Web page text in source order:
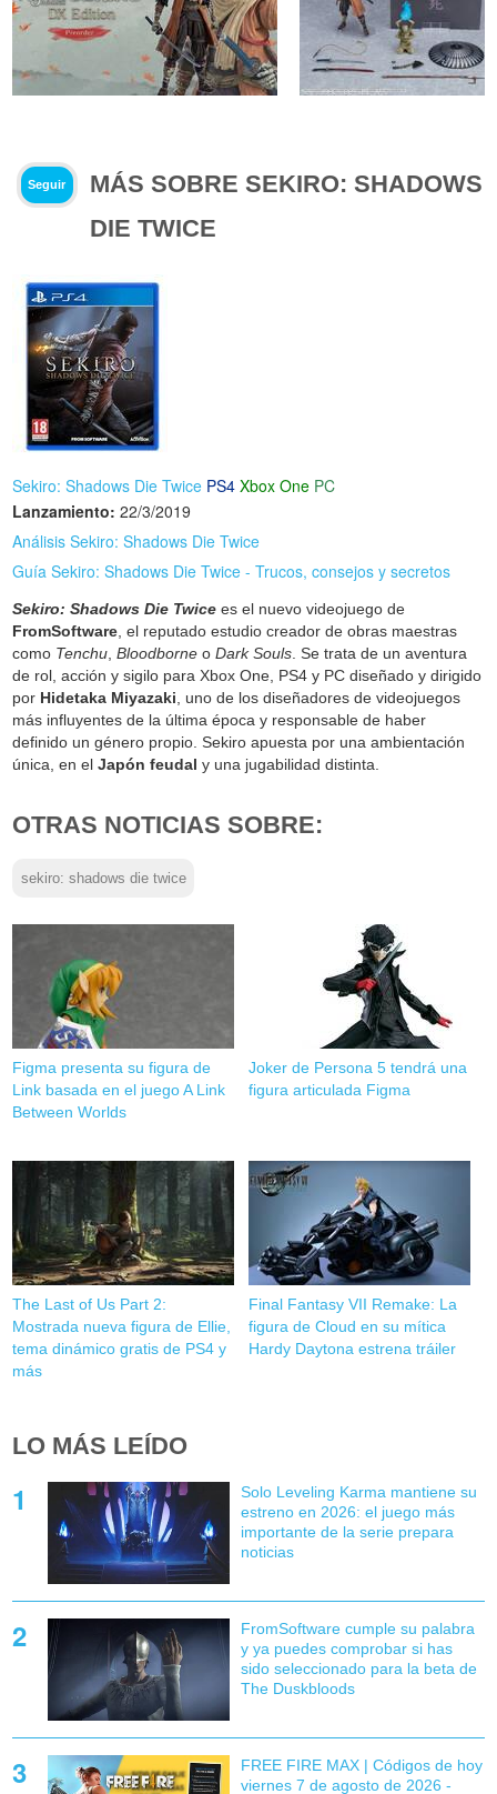
Seguir
MÁS SOBRE SEKIRO: SHADOWS
DIE TWICE
Sekiro: Shadows Die Twice PS4 Xbox One PC
Lanzamiento: 22/3/2019
Análisis Sekiro: Shadows Die Twice
Guía Sekiro: Shadows Die Twice - Trucos, consejos y secretos
Sekiro: Shadows Die Twice es el nuevo videojuego de
FromSoftware , el reputado estudio creador de obras maestras
como Tenchu ,Bloodborne oDark Souls . Se trata de un aventura
de rol, acción y sigilo para Xbox One, PS4 y PC diseñado y dirigido
por Hidetaka Miyazaki , uno de los diseñadores de videojuegos
más influyentes de la última época y responsable de haber
definido un género propio. Sekiro apuesta por una ambientación
única, en elJapón feudal y una jugabilidad distinta.
OTRAS NOTICIAS SOBRE:
sekiro: shadows die twice
Figma presenta su figura de
Link basada en el juego A Link
Between Worlds
Joker de Persona 5 tendrá una
figura articulada Figma
The Last of Us Part 2:
Mostrada nueva figura de Ellie,
tema dinámico gratis de PS4 y
más
Final Fantasy VII Remake: La
figura de Cloud en su mítica
Hardy Daytona estrena tráiler
LO MÁS LEÍDO
Solo Leveling Karma mantiene su
estreno en 2026: el juego más
importante de la serie prepara
noticias
FromSoftware cumple su palabra
y ya puedes comprobar si has
sido seleccionado para la beta de
The Duskbloods
FREE FIRE MAX | Códigos de hoy
viernes 7 de agosto de 2026 -